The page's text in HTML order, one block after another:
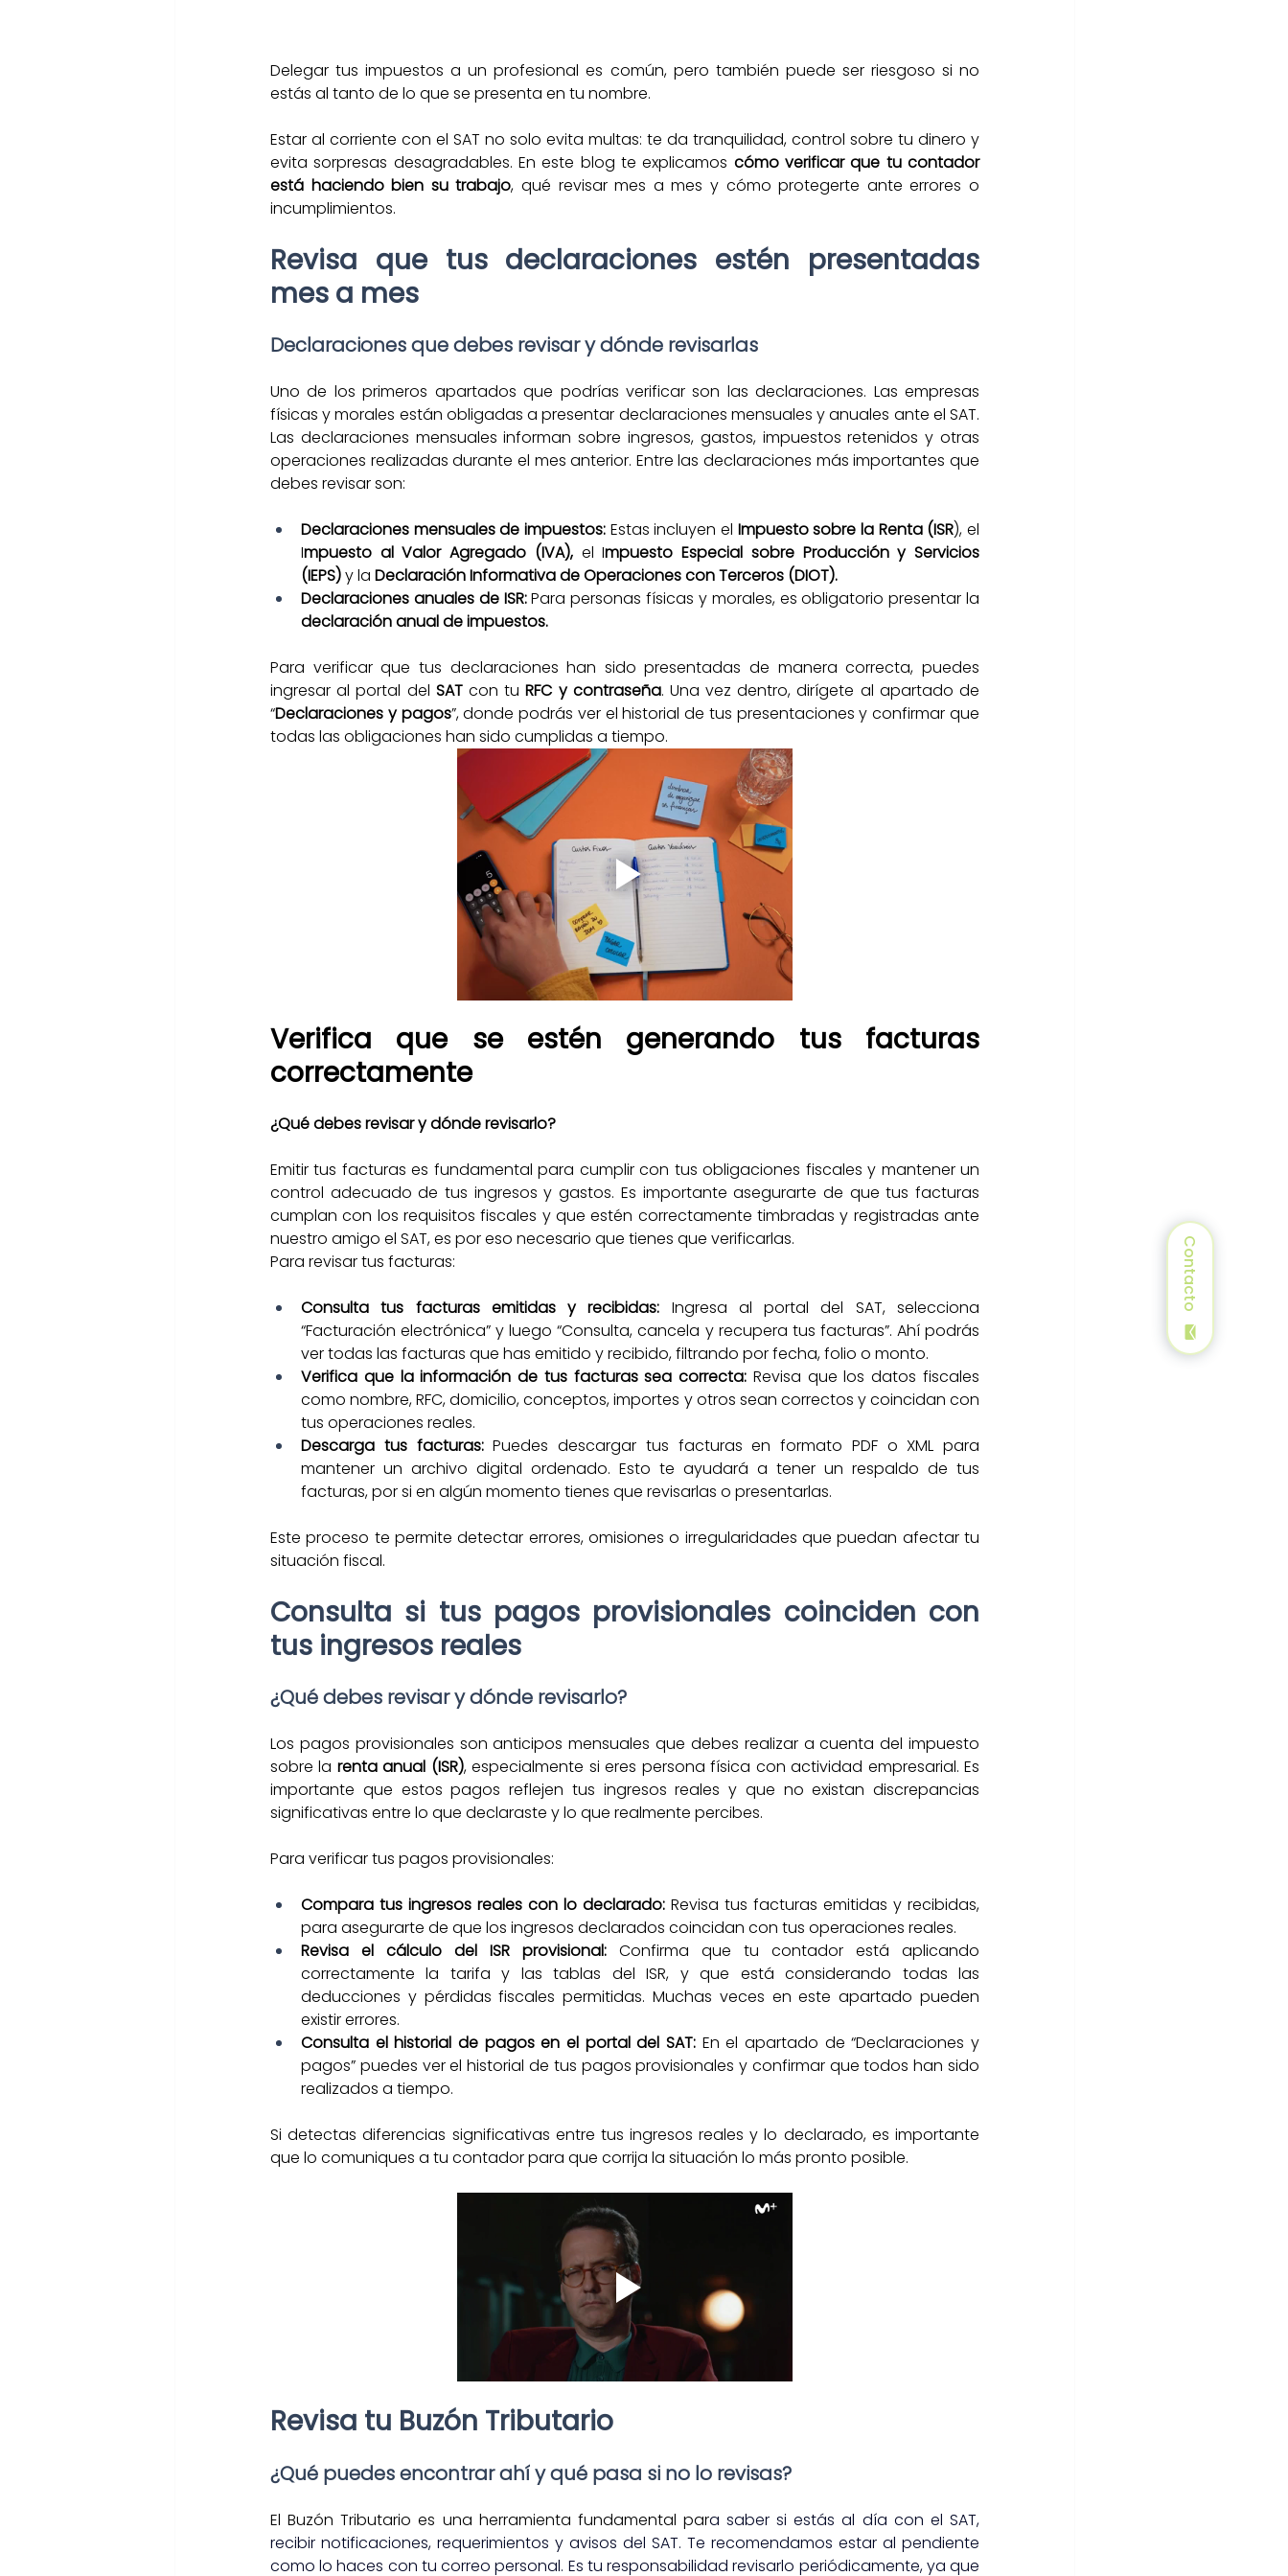
Contacto
Delegar tus impuestos a un profesional es común, pero también puede ser riesgoso si no
estás al tanto de lo que se presenta en tu nombre.
Estar al corriente con el SAT no solo evita multas: te da tranquilidad, control sobre tu dinero y
evita sorpresas desagradables. En este blog te explicamos cómo verificar que tu contador
está haciendo bien su trabajo, qué revisar mes a mes y cómo protegerte ante errores o
incumplimientos.
Revisa que tus declaraciones estén presentadas
mes a mes
Declaraciones que debes revisar y dónde revisarlas
Uno de los primeros apartados que podrías verificar son las declaraciones. Las empresas
físicas y morales están obligadas a presentar declaraciones mensuales y anuales ante el SAT.
Las declaraciones mensuales informan sobre ingresos, gastos, impuestos retenidos y otras
operaciones realizadas durante el mes anterior. Entre las declaraciones más importantes que
debes revisar son:
Declaraciones mensuales de impuestos: Estas incluyen el Impuesto sobre la Renta (ISR), el
Impuesto al Valor Agregado (IVA), el Impuesto Especial sobre Producción y Servicios
(IEPS) y la Declaración Informativa de Operaciones con Terceros (DIOT).
Declaraciones anuales de ISR:
declaración anual de impuestos.
Para verificar que tus declaraciones han sido presentadas de manera correcta, puedes
ingresar al portal del SAT con tu RFC y contraseña. Una vez dentro, dirígete al apartado de
“Declaraciones y pagos”, donde podrás ver el historial de tus presentaciones y confirmar que
todas las obligaciones han sido cumplidas a tiempo.
Verifica que se estén generando tus facturas
correctamente
¿Qué debes revisar y dónde revisarlo?
Emitir tus facturas es fundamental para cumplir con tus obligaciones fiscales y mantener un
control adecuado de tus ingresos y gastos. Es importante asegurarte de que tus facturas
cumplan con los requisitos fiscales y que estén correctamente timbradas y registradas ante
nuestro amigo el SAT, es por eso necesario que tienes que verificarlas.
Para revisar tus facturas:
Consulta tus facturas emitidas y recibidas: Ingresa al portal del SAT, selecciona
“Facturación electrónica” y luego “Consulta, cancela y recupera tus facturas”. Ahí podrás
ver todas las facturas que has emitido y recibido, filtrando por fecha, folio o monto.
Verifica que la información de tus facturas sea correcta: Revisa que los datos fiscales
como nombre, RFC, domicilio, conceptos, importes y otros sean correctos y coincidan con
tus operaciones reales.
Descarga tus facturas: Puedes descargar tus facturas en formato PDF o XML para
mantener un archivo digital ordenado. Esto te ayudará a tener un respaldo de tus
facturas, por si en algún momento tienes que revisarlas o presentarlas.
Este proceso te permite detectar errores, omisiones o irregularidades que puedan afectar tu
situación fiscal.
Consulta si tus pagos provisionales coinciden con
tus ingresos reales
¿Qué debes revisar y dónde revisarlo?
Los pagos provisionales son anticipos mensuales que debes realizar a cuenta del impuesto
sobre la renta anual (ISR), especialmente si eres persona física con actividad empresarial. Es
importante que estos pagos reflejen tus ingresos reales y que no existan discrepancias
significativas entre lo que declaraste y lo que realmente percibes.
Para verificar tus pagos provisionales:
Compara tus ingresos reales con lo declarado: Revisa tus facturas emitidas y recibidas,
para asegurarte de que los ingresos declarados coincidan con tus operaciones reales.
Revisa el cálculo del ISR provisional: Confirma que tu contador está aplicando
correctamente la tarifa y las tablas del ISR, y que está considerando todas las
deducciones y pérdidas fiscales permitidas. Muchas veces en este apartado pueden
existir errores.
Consulta el historial de pagos en el portal del SAT: En el apartado de “Declaraciones y
pagos” puedes ver el historial de tus pagos provisionales y confirmar que todos han sido
realizados a tiempo.
Si detectas diferencias significativas entre tus ingresos reales y lo declarado, es importante
que lo comuniques a tu contador para que corrija la situación lo más pronto posible.
Revisa tu Buzón Tributario
¿Qué puedes encontrar ahí y qué pasa si no lo revisas?
El Buzón Tributario es una herramienta fundamental para saber si estás al día con el SAT,
recibir notificaciones, requerimientos y avisos del SAT. Te recomendamos estar al pendiente
como lo haces con tu correo personal. Es tu responsabilidad revisarlo periódicamente, ya que